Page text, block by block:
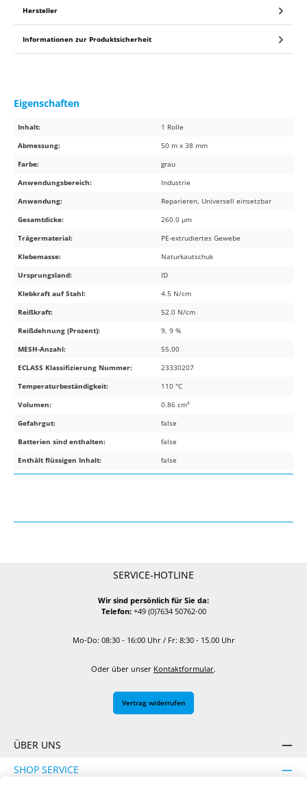
Hersteller
Informationen zur Produktsicherheit
Eigenschaften
Inhalt:
1 Rolle
Abmessung:
50 m x 38 mm
Farbe:
grau
Anwendungsbereich:
Industrie
Anwendung:
Reparieren, Universell einsetzbar
Gesamtdicke:
260.0 µm
Trägermaterial:
PE-extrudiertes Gewebe
Klebemasse:
Naturkautschuk
Ursprungsland:
ID
Klebkraft auf Stahl:
4.5 N/cm
Reißkraft:
52.0 N/cm
Reißdehnung (Prozent):
9, 9 %
MESH-Anzahl:
55.00
ECLASS Klassifizierung Nummer:
23330207
Temperaturbeständigkeit:
110 °C
Volumen:
0.86 cm³
Gefahrgut:
false
Batterien sind enthalten:
false
Enthält flüssigen Inhalt:
false
SERVICE-HOTLINE
Wir sind persönlich für Sie da:
Telefon:+49 (0)7634 50762-00
Mo-Do: 08:30 - 16:00 Uhr / Fr: 8:30 - 15.00 Uhr
Oder über unser Kontaktformular.
Vertrag widerrufen
ÜBER UNS
SHOP SERVICE